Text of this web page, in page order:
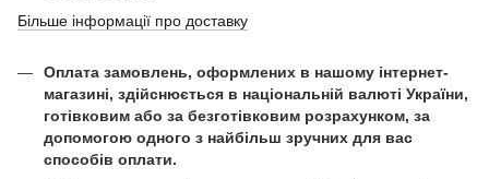
Більше інформації про доставку
Оплата замовлень, оформлених в нашому інтернет-
магазині, здійснюється в національній валюті України,
готівковим або за безготівковим розрахунком, за
допомогою одного з найбільш зручних для вас
способів оплати.